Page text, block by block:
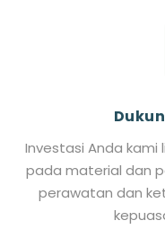
Investasi Anda kami
pada material dan
perawatan dan